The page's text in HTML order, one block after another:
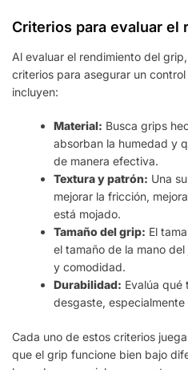
Criterios para evaluar el
Al evaluar el rendimiento del
criterios para asegurar un
incluyen:
Material: Busca grips
absorban la humedad y
de manera efectiva.
Textura y patrón: Una
mejorar la fricción,
está mojado.
Tamaño del grip: El
el tamaño de la mano
y comodidad.
Durabilidad: Evalúa qué
desgaste,
Cada uno de estos criterios
que el grip funcione bien bajo